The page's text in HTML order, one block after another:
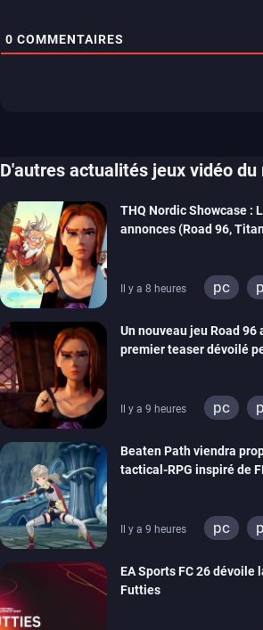
0 COMMENTAIRES
D'autres actualités jeux vidéo du
THQ Nordic Showcase :
annonces (Road 96,
Il y a 8 heures pc
xbox
Un nouveau jeu Road
premier teaser dévoilé
Il y a 9 heures pc
xbox
Beaten Path viendra
tactical-RPG inspiré de
Il y a 9 heures pc
EA Sports FC 26 dévoile
Futties